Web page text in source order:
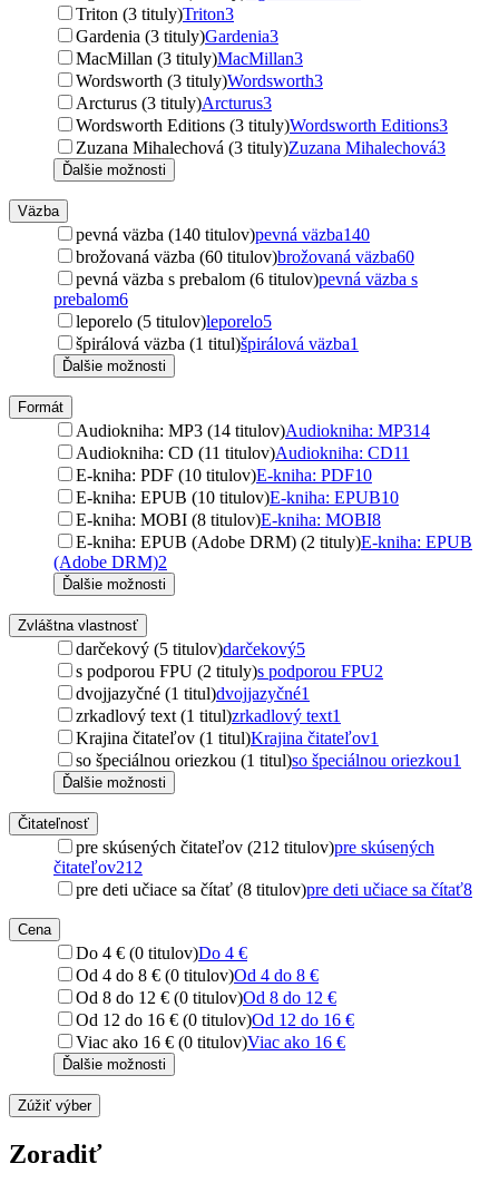
Triton (3 tituly)Triton3
Gardenia (3 tituly)Gardenia3
MacMillan (3 tituly)MacMillan3
Wordsworth (3 tituly)Wordsworth3
Arcturus (3 tituly)Arcturus3
Wordsworth Editions (3 tituly)Wordsworth Editions3
Zuzana Mihalechová (3 tituly)Zuzana Mihalechová3
Ďalšie možnosti
Väzba
pevná väzba (140 titulov)pevná väzba140
brožovaná väzba (60 titulov)brožovaná väzba60
pevná väzba s prebalom (6 titulov)pevná väzba s
prebalom6
leporelo (5 titulov)leporelo5
špirálová väzba (1 titul)špirálová väzba1
Ďalšie možnosti
Formát
Audiokniha: MP3 (14 titulov)Audiokniha: MP314
Audiokniha: CD (11 titulov)Audiokniha: CD11
E-kniha: PDF (10 titulov)E-kniha: PDF10
E-kniha: EPUB (10 titulov)E-kniha: EPUB10
E-kniha: MOBI (8 titulov)E-kniha: MOBI8
E-kniha: EPUB (Adobe DRM) (2 tituly)E-kniha: EPUB
(Adobe DRM)2
Ďalšie možnosti
Zvláštna vlastnosť
darčekový (5 titulov)darčekový5
s podporou FPU (2 tituly)s podporou FPU2
dvojjazyčné (1 titul)dvojjazyčné1
zrkadlový text (1 titul)zrkadlový text1
Krajina čitateľov (1 titul)Krajina čitateľov1
so špeciálnou oriezkou (1 titul)so špeciálnou oriezkou1
Ďalšie možnosti
Čitateľnosť
pre skúsených čitateľov (212 titulov)pre skúsených
čitateľov212
pre deti učiace sa čítať (8 titulov)pre deti učiace sa čítať8
Cena
Do 4 € (0 titulov)Do 4 €
Od 4 do 8 € (0 titulov)Od 4 do 8 €
Od 8 do 12 € (0 titulov)Od 8 do 12 €
Od 12 do 16 € (0 titulov)Od 12 do 16 €
Viac ako 16 € (0 titulov)Viac ako 16 €
Ďalšie možnosti
Zúžiť výber
Zoradiť